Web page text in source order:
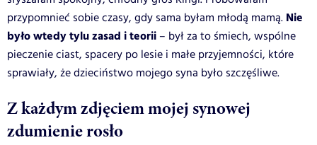
przypomnieć sobie czasy, gdy sama byłam młodą mamą. Nie
było wtedy tylu zasad i teorii – był za to śmiech, wspólne
pieczenie ciast, spacery po lesie i małe przyjemności, które
sprawiały, że dzieciństwo mojego syna było szczęśliwe.
Z każdym zdjęciem mojej synowej
zdumienie rosło